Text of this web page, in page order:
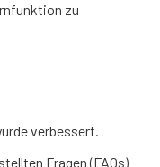
zu
verbessert.
Fragen (FAQs)